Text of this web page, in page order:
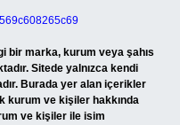
bir marka, kurum veya şahıs
Sitede yalnızca kendi
Burada yer alan içerikler
kurum ve kişiler hakkında
ve kişiler ile isim